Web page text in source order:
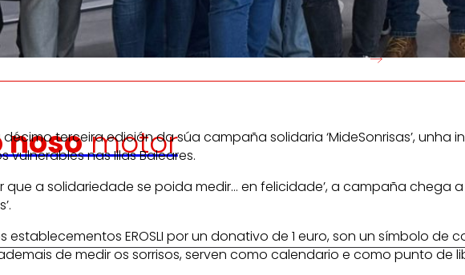
nosomotor
décimo terceira edición da súa campaña solidaria ‘MideSonrisas’,
nas Illas Baleares.
a solidariedade se poida medir… en felicidade’, a campaña chega
establecementos EROSLI por un donativo de 1 euro, son un símbolo
de medir os sorrisos, serven como calendario e como punto de